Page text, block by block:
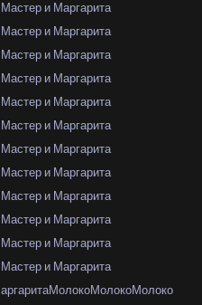
и Маргарита
и Маргарита
и Маргарита
и Маргарита
и Маргарита
и Маргарита
и Маргарита
и Маргарита
и Маргарита
и Маргарита
и Маргарита
и Маргарита
МолокоМолокоМолоко